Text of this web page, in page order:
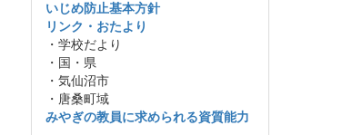
いじめ防止基本方針
リンク・おたより
・学校だより
・国・県
・気仙沼市
・唐桑町域
みやぎの教員に求められる資質能力